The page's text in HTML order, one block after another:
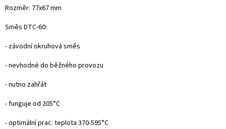
Rozměr: 77x67 mm
Směs DTC-60:
- závodní okruhová směs
- nevhodné do běžného provozu
- nutno zahřát
- funguje od 205°C
- optimální prac. teplota 370-595°C